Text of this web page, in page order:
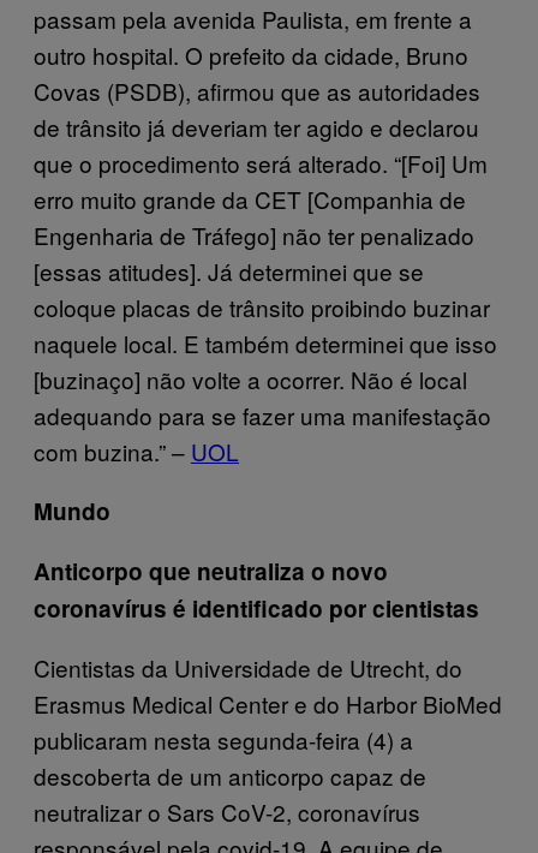
passam pela avenida Paulista, em frente a
outro hospital. O prefeito da cidade, Bruno
Covas (PSDB), afirmou que as autoridades
de trânsito já deveriam ter agido e declarou
que o procedimento será alterado. “[Foi] Um
erro muito grande da CET [Companhia de
Engenharia de Tráfego] não ter penalizado
[essas atitudes]. Já determinei que se
coloque placas de trânsito proibindo buzinar
naquele local. E também determinei que isso
[buzinaço] não volte a ocorrer. Não é local
adequando para se fazer uma manifestação
com buzina.” – UOL
Mundo
Anticorpo que neutraliza o novo
coronavírus é identificado por cientistas
Cientistas da Universidade de Utrecht, do
Erasmus Medical Center e do Harbor BioMed
publicaram nesta segunda-feira (4) a
descoberta de um anticorpo capaz de
neutralizar o Sars CoV-2, coronavírus